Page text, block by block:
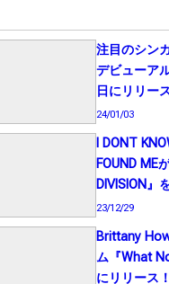
注目のシン
デビューア
日にリリー
24/01/03
I DONT
FOUND ME
DIVISION』
23/12/29
Brittany
ム『What
にリリース！